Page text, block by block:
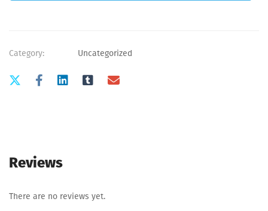
Category: Uncategorized
Reviews
There are no reviews yet.